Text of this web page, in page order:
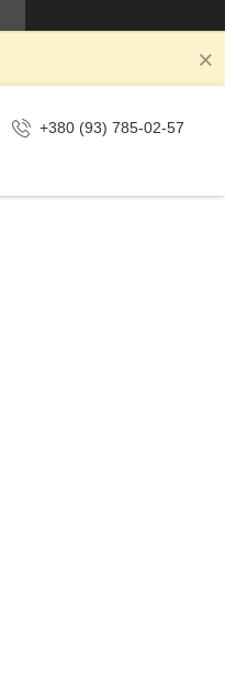
+380 (93) 785-02-57